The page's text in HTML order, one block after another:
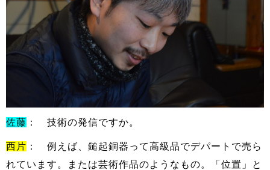
佐藤 ： 技術の発信ですか。
西片 ： 例えば、鎚起銅器って高級品でデパートで売ら
れています。または芸術作品のようなもの。「位置」と